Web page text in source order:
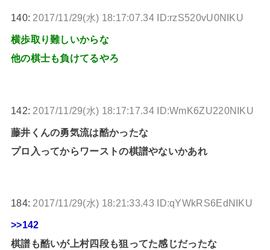
140: 2017/11/29(水) 18:17:07.34 ID:rzS520vU0NIKU
横歩取り難しいからな
他の棋士も負けてるやろ
142: 2017/11/29(水) 18:17:17.34 ID:WmK6ZU220NIKU
藤井くんの勇気流は酷かったな
プロ入ってからワーストの棋譜やないかあれ
184: 2017/11/29(水) 18:21:33.43 ID:qYWkRS6EdNIKU
>>142
棋譜も酷いが上村四段も狙ってた感じだったな